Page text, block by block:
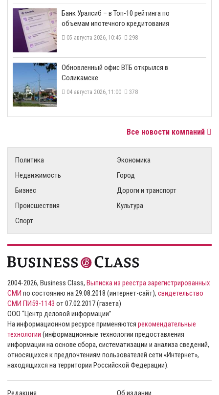
​Банк Уралсиб – в Топ-10 рейтинга по
объемам ипотечного кредитования
05 августа 2026, 10:45 298
​Обновленный офис ВТБ открылся в
Соликамске
04 августа 2026, 11:00 378
Все новости компаний
Политика
Экономика
Недвижимость
Город
Бизнес
Дороги и транспорт
Происшествия
Культура
Спорт
2004-2026, Business Class, Выписка из реестра зарегистрированных
СМИ по состоянию на 29.08.2018 (интернет-сайт), свидетельство
СМИ ПИ59-1143 от 07.02.2017 (газета)
ООО “Центр деловой информации”
На информационном ресурсе применяются рекомендательные
технологии (информационные технологии предоставления
информации на основе сбора, систематизации и анализа сведений,
относящихся к предпочтениям пользователей сети «Интернет»,
находящихся на территории Российской Федерации).
Редакция Об издании